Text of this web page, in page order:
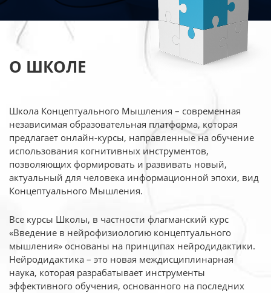
О ШКОЛЕ
Школа Концептуального Мышления – современная
независимая образовательная платформа, которая
предлагает онлайн-курсы, направленные на обучение
использования когнитивных инструментов,
позволяющих формировать и развивать новый,
актуальный для человека информационной эпохи, вид
Концептуального Мышления.
Все курсы Школы, в частности флагманский курс
«Введение в нейрофизиологию концептуального
мышления» основаны на принципах нейродидактики.
Нейродидактика – это новая междисциплинарная
наука, которая разрабатывает инструменты
эффективного обучения, основанного на последних